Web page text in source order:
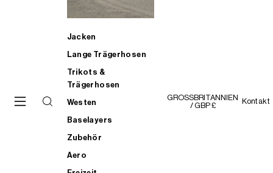
Jacken
Lange Trägerhosen
Trikots &
Trägerhosen
Westen
Baselayers
Zubehör
Aero
GROSSBRITANNIEN
/ GBP £
Kontakt